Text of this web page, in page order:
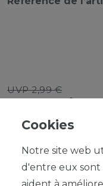
UVP 2,99 €
*
Contenu1
Cookies
Notre site web
d'entre eux sont